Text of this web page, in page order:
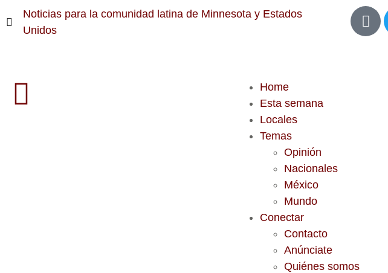
Noticias para la comunidad latina de Minnesota y Estados
Unidos
Home
Esta semana
Locales
Temas
Opinión
Nacionales
México
Mundo
Conectar
Contacto
Anúnciate
Quiénes somos